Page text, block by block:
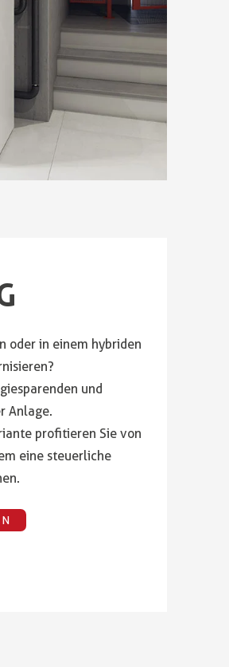
oder in einem hybriden
und
Anlage.
profitieren Sie von
eine steuerliche